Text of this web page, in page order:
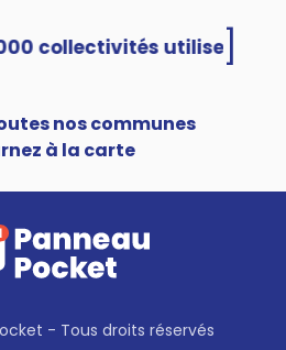
nos communes
à la carte
- Tous droits réservés